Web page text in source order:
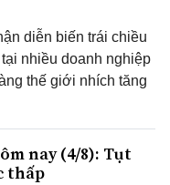
diễn biến trái chiều
nhiều doanh nghiệp
thế giới nhích tăng
nay (4/8): Tụt
thấp